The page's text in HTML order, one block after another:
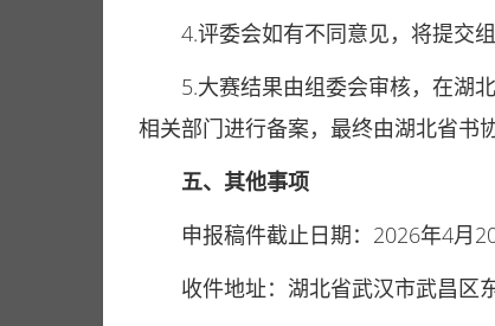
4.评委会如有不同意见，将提交
5.大赛结果由组委会审核，在湖
相关部门进行备案，最终由湖北省书
五、其他事项
申报稿件截止日期：2026年4月
收件地址：湖北省武汉市武昌区